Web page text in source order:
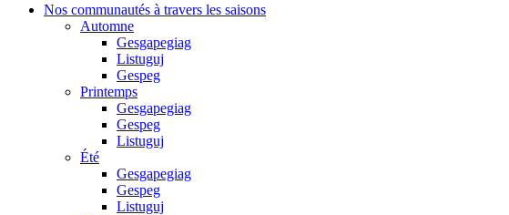
Nos communautés à travers les saisons
Automne
Gesgapegiag
Listuguj
Gespeg
Printemps
Gesgapegiag
Gespeg
Listuguj
Été
Gesgapegiag
Gespeg
Listuguj